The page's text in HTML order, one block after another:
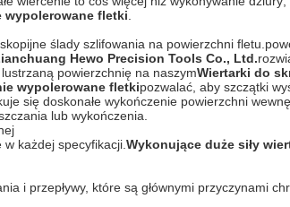
wypolerowane fletki
ślady szlifowania na powierzchni
Hewo Precision Tools Co., Ltd.
powierzchnię na naszymWiertarki do
wypolerowane fletkipozwalać, aby szczątki
się doskonałe wykończenie powierzchni
lub wykończenia.
każdej specyfikacji. Wykonujące duże siły
i przepływy, które są głównymi przyczynami